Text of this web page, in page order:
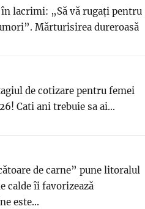
în lacrimi: „Să vă rugați pentru
Mărturisirea dureroasă
de cotizare pentru femei
Cati ani trebuie sa ai...
de carne” pune litoralul
calde îi favorizează
este...